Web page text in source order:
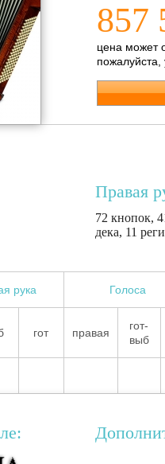
857
цена может
пожалуйста,
Правая
72 кнопок,
дека, 11
рука Голоса
гот правая
гот-
выб